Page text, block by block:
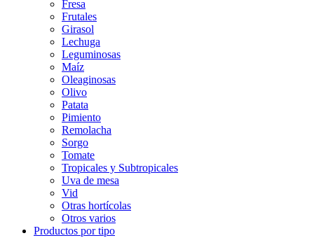
Fresa
Frutales
Girasol
Lechuga
Leguminosas
Maíz
Oleaginosas
Olivo
Patata
Pimiento
Remolacha
Sorgo
Tomate
Tropicales y Subtropicales
Uva de mesa
Vid
Otras hortícolas
Otros varios
Productos por tipo